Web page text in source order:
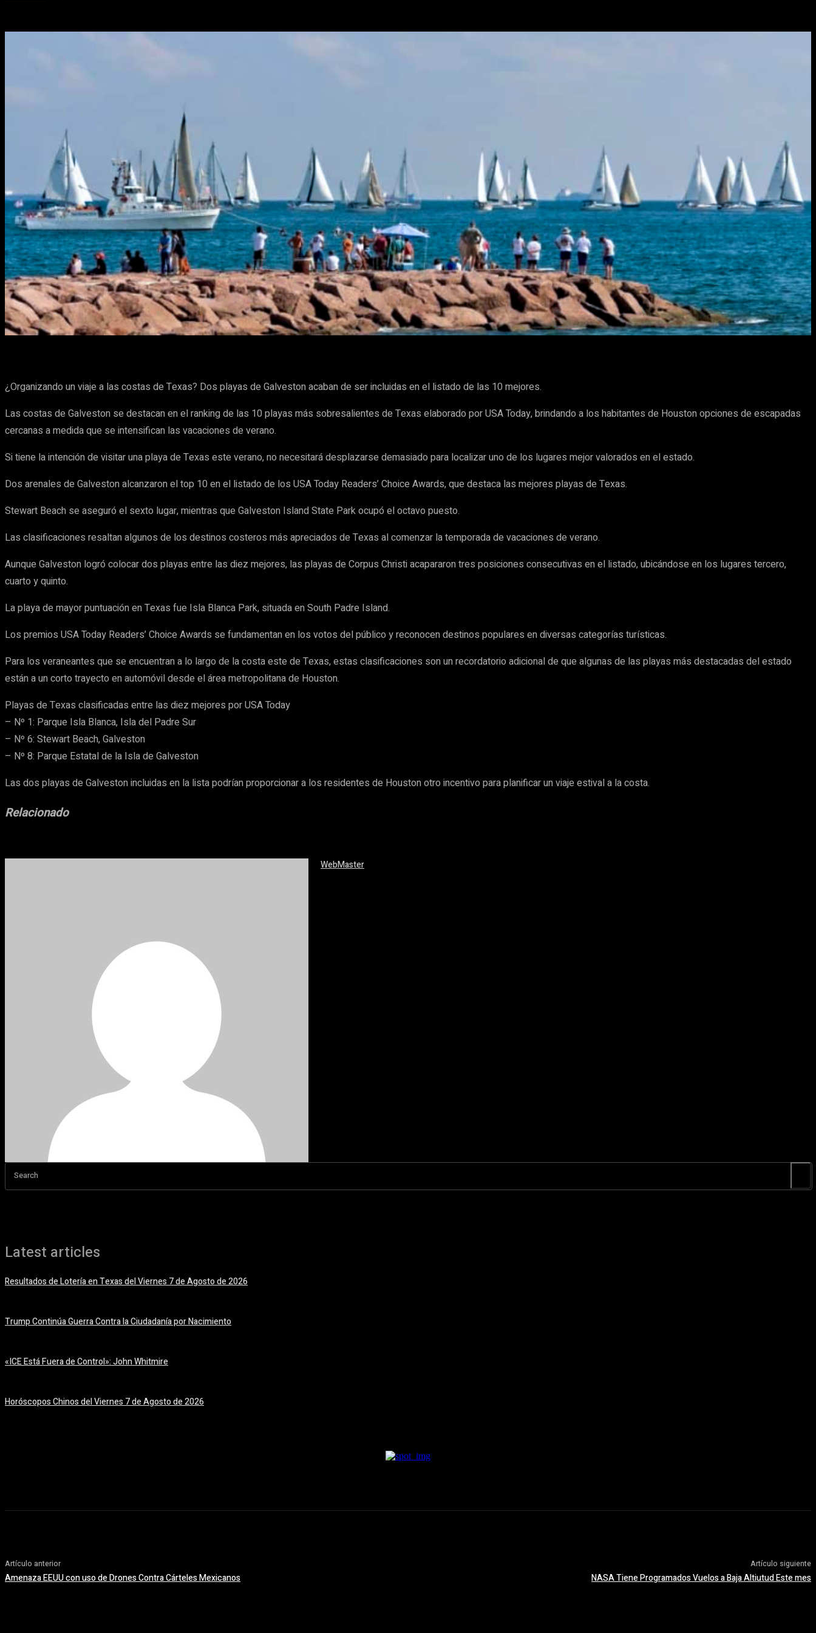
Cuota Facebook X Pinterest WhatsApp
¿Organizando un viaje a las costas de Texas? Dos playas de Galveston acaban de ser incluidas en el listado de las 10 mejores.
Las costas de Galveston se destacan en el ranking de las 10 playas más sobresalientes de Texas elaborado por USA Today, brindando a los habitantes de Houston opciones de escapadas
cercanas a medida que se intensifican las vacaciones de verano.
Si tiene la intención de visitar una playa de Texas este verano, no necesitará desplazarse demasiado para localizar uno de los lugares mejor valorados en el estado.
Dos arenales de Galveston alcanzaron el top 10 en el listado de los USA Today Readers’ Choice Awards, que destaca las mejores playas de Texas.
Stewart Beach se aseguró el sexto lugar, mientras que Galveston Island State Park ocupó el octavo puesto.
Las clasificaciones resaltan algunos de los destinos costeros más apreciados de Texas al comenzar la temporada de vacaciones de verano.
Aunque Galveston logró colocar dos playas entre las diez mejores, las playas de Corpus Christi acapararon tres posiciones consecutivas en el listado, ubicándose en los lugares tercero,
cuarto y quinto.
La playa de mayor puntuación en Texas fue Isla Blanca Park, situada en South Padre Island.
Los premios USA Today Readers’ Choice Awards se fundamentan en los votos del público y reconocen destinos populares en diversas categorías turísticas.
Para los veraneantes que se encuentran a lo largo de la costa este de Texas, estas clasificaciones son un recordatorio adicional de que algunas de las playas más destacadas del estado
están a un corto trayecto en automóvil desde el área metropolitana de Houston.
Playas de Texas clasificadas entre las diez mejores por USA Today
– Nº 1: Parque Isla Blanca, Isla del Padre Sur
– Nº 6: Stewart Beach, Galveston
– Nº 8: Parque Estatal de la Isla de Galveston
Las dos playas de Galveston incluidas en la lista podrían proporcionar a los residentes de Houston otro incentivo para planificar un viaje estival a la costa.
Relacionado
WebMaster
Search
Latest articles
Resultados de Lotería en Texas del Viernes 7 de Agosto de 2026
Trump Continúa Guerra Contra la Ciudadanía por Nacimiento
«ICE Está Fuera de Control»: John Whitmire
Horóscopos Chinos del Viernes 7 de Agosto de 2026
Artículo anterior
Amenaza EEUU con uso de Drones Contra Cárteles Mexicanos
Artículo siguiente
NASA Tiene Programados Vuelos a Baja Altiutud Este mes